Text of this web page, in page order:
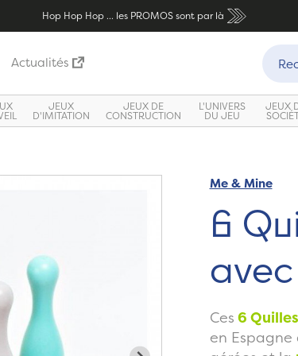
Hop Hop Hop ... les PROMOS sont par là
Actualités
JEUX
D'IMITATION
JEUX DE
CONSTRUCTION
L'UNIVERS
DU JEU
JEUX
ZoomMe & Mine
6
Ces 6
en